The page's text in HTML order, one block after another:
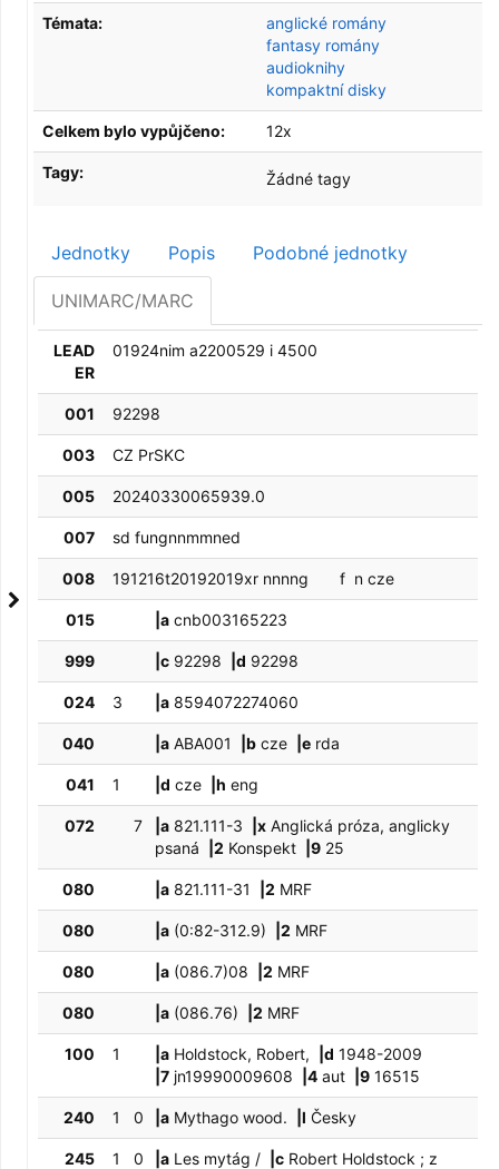
Témata:
anglické romány
fantasy romány
audioknihy
kompaktní disky
Celkem bylo vypůjčeno: 12x
Tagy: Žádné tagy
Jednotky Popis Podobné jednotky
UNIMARC/MARC
LEAD
ER
01924nim a2200529 i 4500
001 92298
003 CZ PrSKC
005 20240330065939.0
007 sd fungnnmmned
008 191216t20192019xr nnnng       f  n cze
015 |a cnb003165223
999 |c 92298 |d 92298
024 3 |a 8594072274060
040 |a ABA001 |b cze |e rda
041 1 |d cze |h eng
072 7 |a 821.111-3 |x Anglická próza, anglicky
psaná
|2 Konspekt |9 25
080 |a 821.111-31 |2 MRF
080 |a (0:82-312.9) |2 MRF
080 |a (086.7)08 |2 MRF
080 |a (086.76) |2 MRF
100 1 |a Holdstock, Robert, |d 1948-2009
|7 jn19990009608 |4 aut |9 16515
240 1 0 |a Mythago wood. |l Česky
245 1 0 |a Les mytág / |c Robert Holdstock ; z